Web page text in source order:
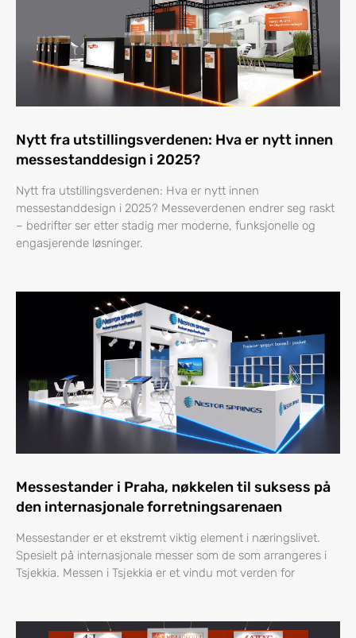
Nytt fra utstillingsverdenen: Hva er nytt innen
messestanddesign i 2025?
Nytt fra utstillingsverdenen: Hva er nytt innen
messestanddesign i 2025? Messeverdenen endrer seg raskt
– bedrifter ser etter stadig mer moderne, funksjonelle og
engasjerende løsninger.
Messestander i Praha, nøkkelen til suksess på
den internasjonale forretningsarenaen
Messestander er et ekstremt viktig element i næringslivet.
Spesielt på internasjonale messer som de som arrangeres i
Tsjekkia. Messen i Tsjekkia er et vindu mot verden for